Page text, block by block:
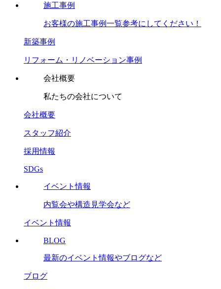
施工事例
お客様の施工事例一覧参考にしてください！
新築事例
リフォーム・リノベーション事例
会社概要
私たちの会社について
会社概要
スタッフ紹介
採用情報
SDGs
イベント情報
内覧会や構造見学会など
イベント情報
BLOG
最新のイベント情報やブログなど
ブログ